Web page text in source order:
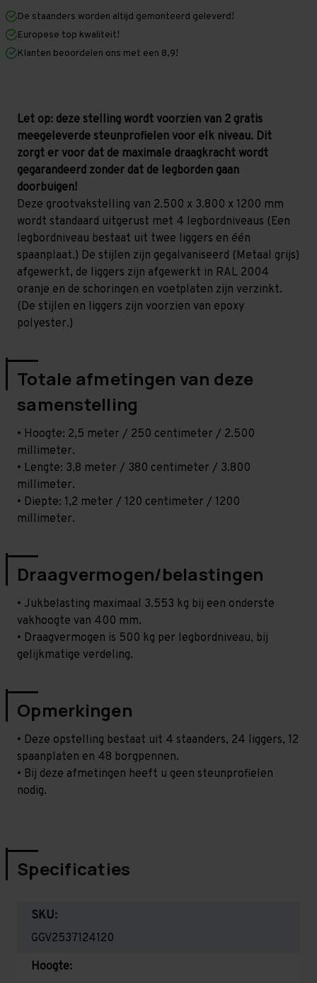
mm
x
1.200
mm
mm
1.200
mm
De staanders worden altijd gemonteerd geleverd!
Europese top kwaliteit!
Klanten beoordelen ons met een 8,9!
Let op: deze stelling wordt voorzien van 2 gratis
meegeleverde steunprofielen voor elk niveau. Dit
zorgt er voor dat de maximale draagkracht wordt
gegarandeerd zonder dat de legborden gaan
doorbuigen!
Deze grootvakstelling van 2.500 x 3.800 x 1200 mm
wordt standaard uitgerust met 4 legbordniveaus (Een
legbordniveau bestaat uit twee liggers en één
spaanplaat.) De stijlen zijn gegalvaniseerd (Metaal grijs)
afgewerkt, de liggers zijn afgewerkt in RAL 2004
oranje en de schoringen en voetplaten zijn verzinkt.
(De stijlen en liggers zijn voorzien van epoxy
polyester.)
Totale afmetingen van deze
samenstelling
• Hoogte: 2,5 meter / 250 centimeter / 2.500
millimeter.
• Lengte: 3,8 meter / 380 centimeter / 3.800
millimeter.
• Diepte: 1,2 meter / 120 centimeter / 1200
millimeter.
Draagvermogen/belastingen
• Jukbelasting maximaal 3.553 kg bij een onderste
vakhoogte van 400 mm.
• Draagvermogen is 500 kg per legbordniveau, bij
gelijkmatige verdeling.
Opmerkingen
• Deze opstelling bestaat uit 4 staanders, 24 liggers, 12
spaanplaten en 48 borgpennen.
• Bij deze afmetingen heeft u geen steunprofielen
nodig.
Specificaties
SKU:
GGV2537124120
Hoogte: